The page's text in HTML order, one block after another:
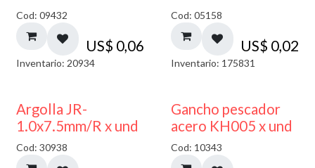
Cod: 09432
US$ 0,06
Inventario: 20934
Cod: 05158
US$ 0,02
Inventario: 175831
Argolla JR-
1.0x7.5mm/R x und
Cod: 30938
Gancho pescador
acero KH005 x und
Cod: 10343